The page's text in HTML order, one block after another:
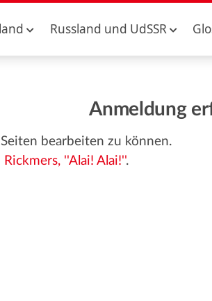
Russland und UdSSR
Anmeldung
bearbeiten zu können.
''Alai! Alai!''.